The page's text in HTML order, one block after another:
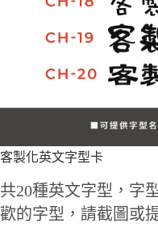
客製化英文字型卡
共20種英文字型，字
歡的字型，請截圖或